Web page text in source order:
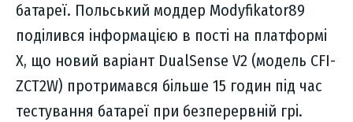
батареї. Польський моддер Modyfikator89
поділився інформацією в пості на платформі
X, що новий варіант DualSense V2 (модель CFI-
ZCT2W) протримався більше 15 годин під час
тестування батареї при безперервній грі.